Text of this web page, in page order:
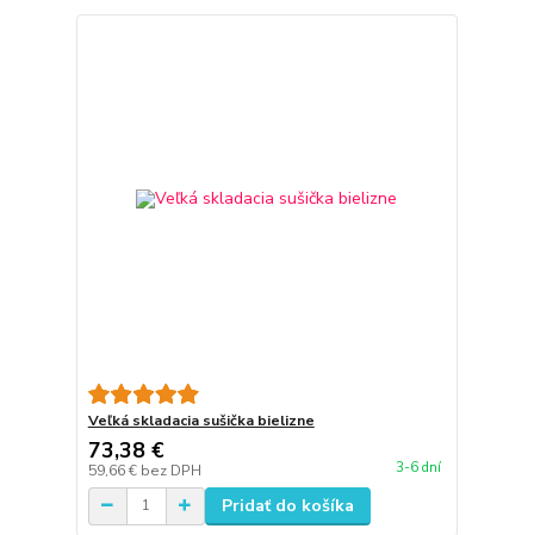
Veľká skladacia sušička bielizne
73,38 €
59,66 € bez DPH 3-6 dní
Pridať do košíka